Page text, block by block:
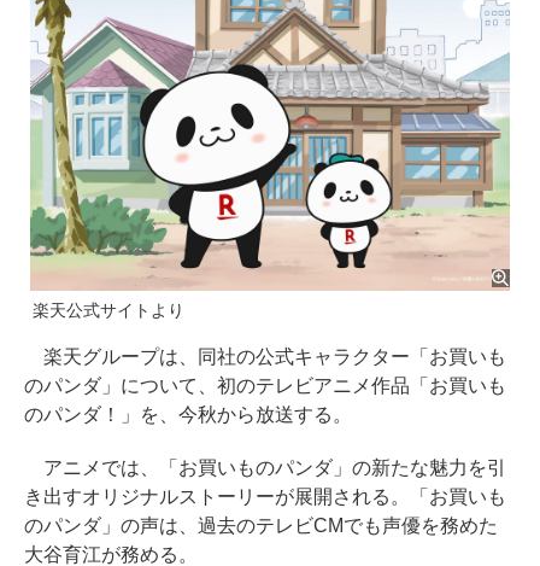
楽天公式サイトより
楽天グループは、同社の公式キャラクター「お買いも
のパンダ」について、初のテレビアニメ作品「お買いも
のパンダ！」を、今秋から放送する。
アニメでは、「お買いものパンダ」の新たな魅力を引
き出すオリジナルストーリーが展開される。「お買いも
のパンダ」の声は、過去のテレビCMでも声優を務めた
大谷育江が務める。